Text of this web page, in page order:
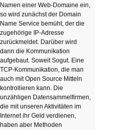
Namen einer Web-Domaine ein,
so wird zunächst der Domain
Name Service bemüht, der die
zugehörige IP-Adresse
zurückmeldet. Darüber wird
dann die Kommunikation
aufgebaut. Soweit Sogut. Eine
TCP-Kommunikation, die man
auch mit Open Source Mitteln
kontrollieren kann. Die
unzähligen Datensammelfirmen,
die mit unseren Aktivitäten im
Internet ihr Geld verdienen,
haben aber Methoden